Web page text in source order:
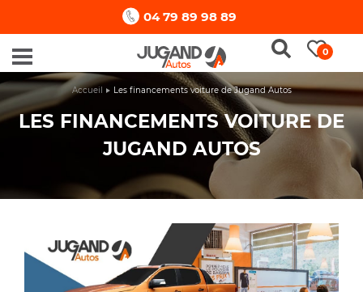
04 79 89 98 89
0
Accueil Les financements voiture de Jugand Autos
LES FINANCEMENTS VOITURE DE
JUGAND AUTOS